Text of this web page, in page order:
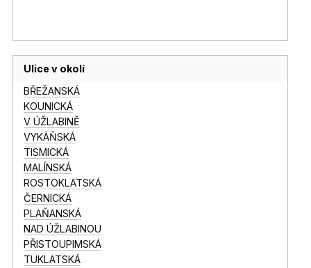
Ulice v okolí
BŘEŽANSKÁ
KOUNICKÁ
V ÚŽLABINĚ
VYKÁŇSKÁ
TISMICKÁ
MALÍNSKÁ
ROSTOKLATSKÁ
ČERNICKÁ
PLAŇANSKÁ
NAD ÚŽLABINOU
PŘISTOUPIMSKÁ
TUKLATSKÁ